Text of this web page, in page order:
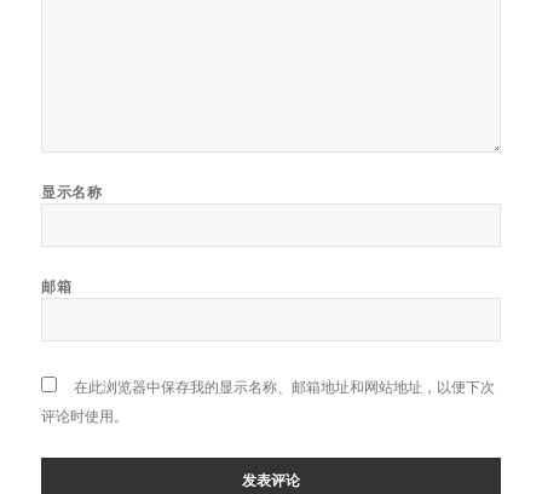
显示名称
邮箱
在此浏览器中保存我的显示名称、邮箱地址和网站地址，以便下次
评论时使用。